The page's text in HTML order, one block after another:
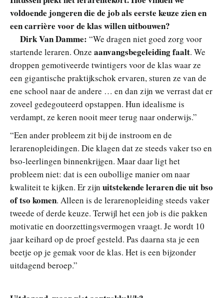
voldoende jongeren die de job als eerste keuze zien en
een carrière voor de klas willen uitbouwen?
Dirk Van Damme: “We dragen niet goed zorg voor
startende leraren. Onze aanvangsbegeleiding faalt. We
droppen gemotiveerde twintigers voor de klas waar ze
een gigantische praktijkschok ervaren, sturen ze van de
ene school naar de andere … en dan zijn we verrast dat er
zoveel gedegouteerd opstappen. Hun idealisme is
verdampt, ze keren nooit meer terug naar onderwijs.”
“Een ander probleem zit bij de instroom en de
lerarenopleidingen. Die klagen dat ze steeds vaker tso en
bso-leerlingen binnenkrijgen. Maar daar ligt het
probleem niet: dat is een oubollige manier om naar
kwaliteit te kijken. Er zijn uitstekende leraren die uit bso
of tso komen. Alleen is de lerarenopleiding steeds vaker
tweede of derde keuze. Terwijl het een job is die pakken
motivatie en doorzettingsvermogen vraagt. Je wordt 10
jaar keihard op de proef gesteld. Pas daarna sta je een
beetje op je gemak voor de klas. Het is een bijzonder
uitdagend beroep.”